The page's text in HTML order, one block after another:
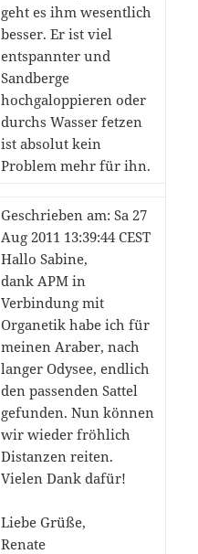
geht es ihm wesentlich
besser. Er ist viel
entspannter und
Sandberge
hochgaloppieren oder
durchs Wasser fetzen
ist absolut kein
Problem mehr für ihn.
Geschrieben am: Sa 27
Aug 2011 13:39:44 CEST
Hallo Sabine,
dank APM in
Verbindung mit
Organetik habe ich für
meinen Araber, nach
langer Odysee, endlich
den passenden Sattel
gefunden. Nun können
wir wieder fröhlich
Distanzen reiten.
Vielen Dank dafür!
Liebe Grüße,
Renate